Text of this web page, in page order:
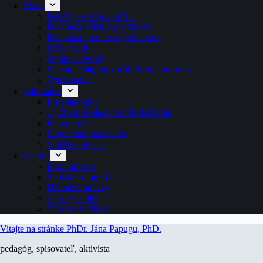
Škola
Besedy so spisovateľmi
Databáza beletrie pre žiakov
Databáza prednesových textov
Moje triedy
Online slovníky
Sekcia pedagógov a školskej komunity
Vyučovanie
Publikácie
E-pedagogika
Ja, život, škola alebo Škola života
Kompendiá
Slovenčina na očiach
Strážca kameňa
Galéria
Fotoimpresie
Školské fotografie
Užitočné odkazy
Výroky z diel
Výroky zo školy
Vitajte na stránke PhDr. Jána Papugu, PhD.
pedagóg, spisovateľ, aktivista